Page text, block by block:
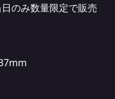
日のみ数量限定で販売